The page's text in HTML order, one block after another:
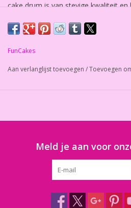
cake drum is van stevige kwaliteit en
gebruikt.
Afmeting: circa 35 x 30,5 cm.
Aantal: 1 stuk.
FunCakes
Aan verlanglijst toevoegen /Toevoegen
Meld je aan voor